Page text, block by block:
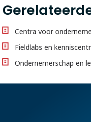
Centra voor
Fieldlabs en
Ondernemerschap en